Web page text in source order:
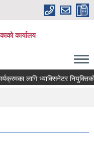
कार्यालय
लागि भ्याक्सिनेटर